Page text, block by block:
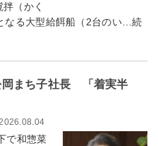
（かく
なる大型給餌船（2台のい…続
岡まち子社長 「着実半
和惣菜